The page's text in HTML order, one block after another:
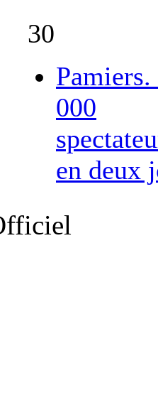
30
Pamiers.
000
en deux